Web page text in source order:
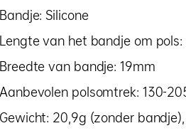
Bandje: Silicone
Lengte van het bandje om
Breedte van bandje: 19mm
Aanbevolen polsomtrek: 130-
Gewicht: 20,9g (zonder